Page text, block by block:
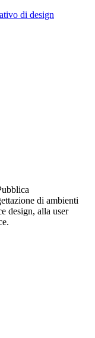
di design
di ambienti
design, alla user